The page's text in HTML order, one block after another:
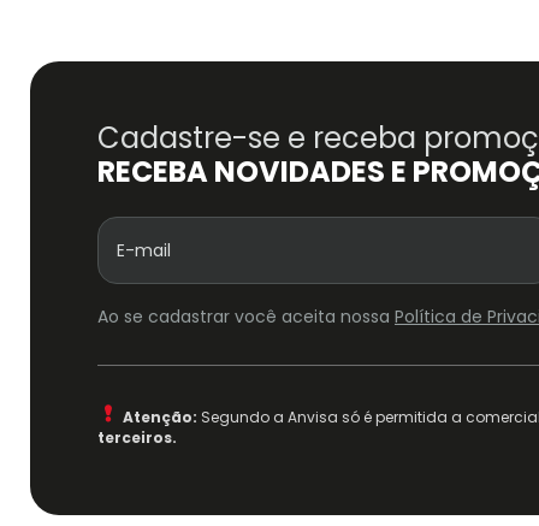
RECEBA NOVIDADES E
Cadastre-se e receba
Ao se cadastrar você aceita nossa Política de
Atenção: Segundo a Anvisa só é permitida a
terceiros.